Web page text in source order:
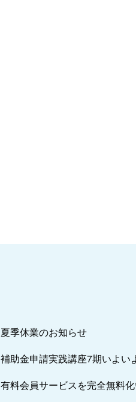
夏季休業のお知らせ
補助金申請実践講座7期いよい
有料会員サービスを完全無料化